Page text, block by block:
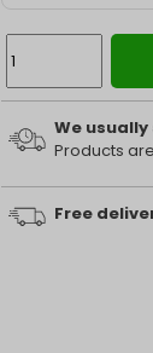
We
Products
Free